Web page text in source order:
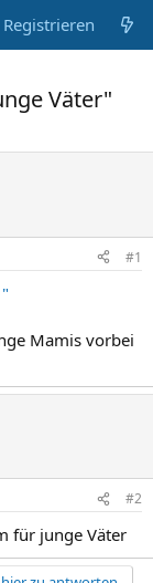
Registrieren
Väter"
#1
Mamis vorbei
#2
für junge Väter